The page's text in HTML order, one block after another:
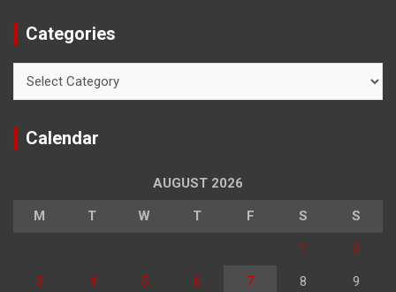
Categories
Calendar
AUGUST 2026
M T W T F S S
1 2
3 4 5 6 7 8 9